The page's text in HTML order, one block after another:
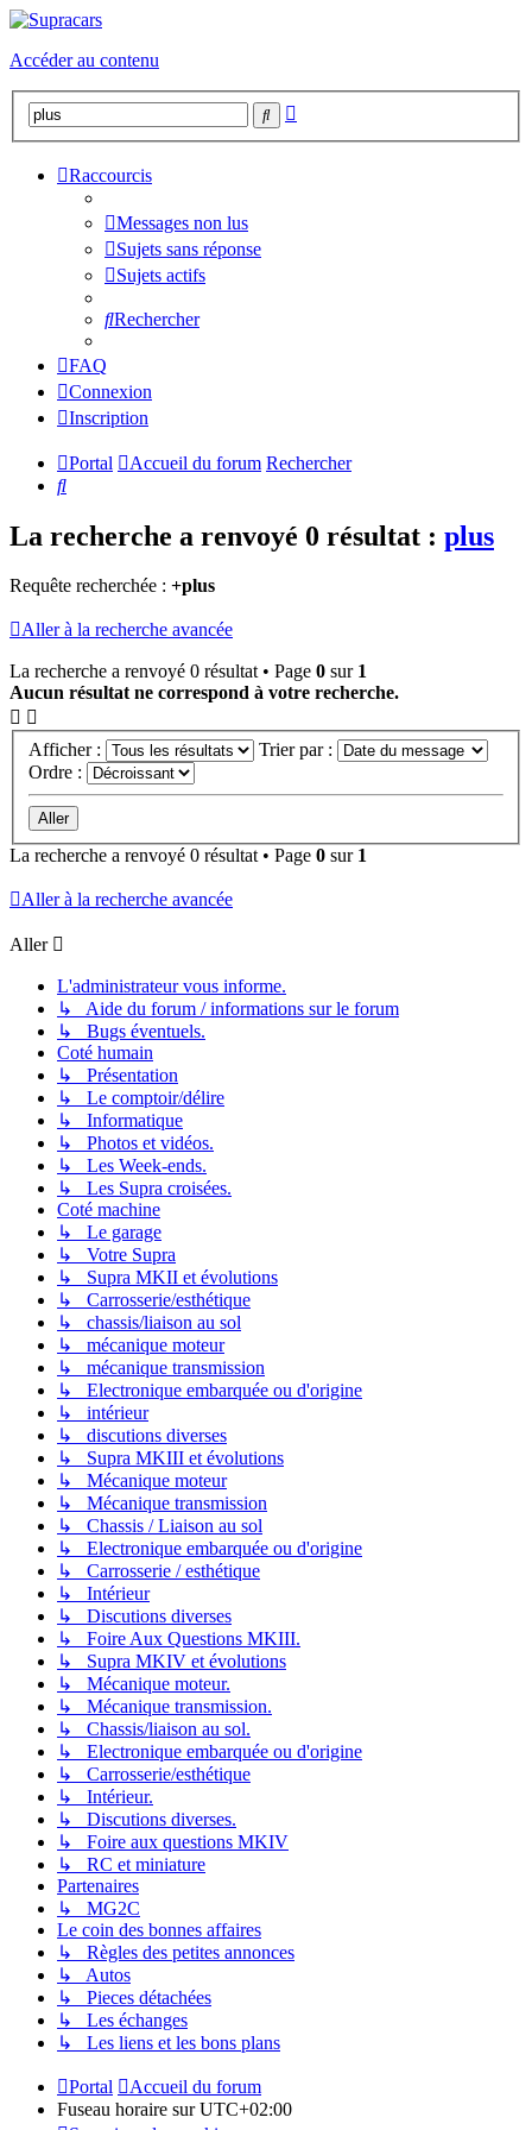
Accéder au contenu
Rechercher
Raccourcis
Messages non lus
Sujets sans réponse
Sujets actifs
Rechercher
FAQ
Connexion
Inscription
Portal Accueil du forum Rechercher
Rechercher
La recherche a renvoyé 0 résultat : plus
Requête recherchée : +plus
Aller à la recherche avancée
La recherche a renvoyé 0 résultat • Page 0 sur 1
Aucun résultat ne correspond à votre recherche.
Afficher :
Trier par :
Ordre :
La recherche a renvoyé 0 résultat • Page 0 sur 1
Aller à la recherche avancée
Aller
L'administrateur vous informe.
↳ Aide du forum / informations sur le forum
↳ Bugs éventuels.
Coté humain
↳ Présentation
↳ Le comptoir/délire
↳ Informatique
↳ Photos et vidéos.
↳ Les Week-ends.
↳ Les Supra croisées.
Coté machine
↳ Le garage
↳ Votre Supra
↳ Supra MKII et évolutions
↳ Carrosserie/esthétique
↳ chassis/liaison au sol
↳ mécanique moteur
↳ mécanique transmission
↳ Electronique embarquée ou d'origine
↳ intérieur
↳ discutions diverses
↳ Supra MKIII et évolutions
↳ Mécanique moteur
↳ Mécanique transmission
↳ Chassis / Liaison au sol
↳ Electronique embarquée ou d'origine
↳ Carrosserie / esthétique
↳ Intérieur
↳ Discutions diverses
↳ Foire Aux Questions MKIII.
↳ Supra MKIV et évolutions
↳ Mécanique moteur.
↳ Mécanique transmission.
↳ Chassis/liaison au sol.
↳ Electronique embarquée ou d'origine
↳ Carrosserie/esthétique
↳ Intérieur.
↳ Discutions diverses.
↳ Foire aux questions MKIV
↳ RC et miniature
Partenaires
↳ MG2C
Le coin des bonnes affaires
↳ Règles des petites annonces
↳ Autos
↳ Pieces détachées
↳ Les échanges
↳ Les liens et les bons plans
Portal
Accueil du forum
Fuseau horaire surUTC+02:00